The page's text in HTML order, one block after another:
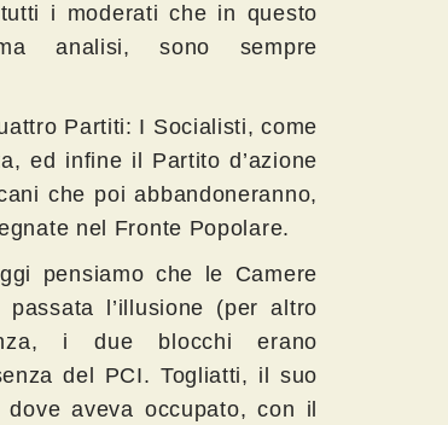
i moderati che in questo
analisi, sono sempre
Partiti: I Socialisti, come
ed infine il Partito d’azione
che poi abbandoneranno,
nel Fronte Popolare.
pensiamo che le Camere
l’illusione (per altro
i due blocchi erano
del PCI. Togliatti, il suo
aveva occupato, con il